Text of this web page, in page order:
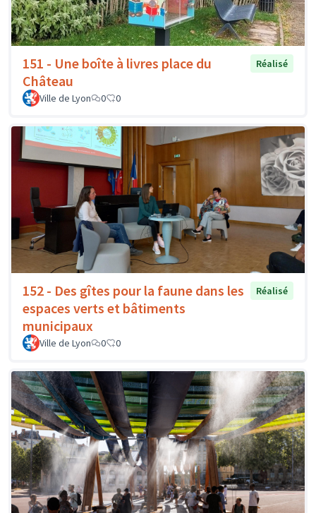
151 - Une boîte à livres place du
Château
Réalisé
Ville de Lyon 0 0
152 - Des gîtes pour la faune dans les
espaces verts et bâtiments
municipaux
Réalisé
Ville de Lyon 0 0